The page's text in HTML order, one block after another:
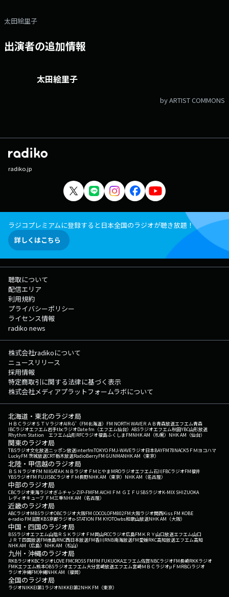
太田絵里子
出演者の追加情報
太田絵里子
by ARTIST COMMONS
radiko.jp
ラジコプレミアムに登録すると日本全国のラジオが聴き放題！
詳しくはこちら
聴取について
配信エリア
利用規約
プライバシーポリシー
ライセンス情報
radiko news
株式会社radikoについて
ニュースリリース
採用情報
特定商取引に関する法律に基づく表示
株式会社メディアプラットフォームラボについて
北海道・東北のラジオ局
ＨＢＣラジオＳＴＶラジオAIR-G'（FM北海道） FM NORTH WAVEＲＡＢ青森放送エフエム青森
IBCラジオエフエム岩手tbcラジオDate fm（エフエム仙台） ABSラジオエフエム秋田YBC山形放送
Rhythm Station エフエム山形RFCラジオ福島ふくしまFMNHK AM（札幌） NHK AM（仙台）
関東のラジオ局
TBSラジオ文化放送ニッポン放送interfmTOKYO FMJ-WAVEラジオ日本BAYFM78NACK5 ＦＭヨコハマ
LuckyFM 茨城放送CRT栃木放送RadioBerryFM GUNMANHK AM（東京）
北陸・甲信越のラジオ局
ＢＳＮラジオFM NIIGATAＫＮＢラジオ ＦＭとやまMROラジオエフエム石川FBCラジオFM福井
YBSラジオFM FUJISBCラジオ ＦＭ長野NHK AM（東京） NHK AM（名古屋）
中部のラジオ局
CBCラジオ東海ラジオぎふチャンZIP-FMFM AICHI ＦＭ ＧＩＦＵ SBSラジオK-MIX SHIZUOKA
レディオキューブ ＦＭ三重NHK AM（名古屋）
近畿のラジオ局
ABCラジオMBSラジオOBCラジオ大阪FM COCOLOFM802FM大阪ラジオ関西Kiss FM KOBE
e-radio FM滋賀KBS京都ラジオα-STATION FM KYOTOwbs和歌山放送NHK AM（大阪）
中国・四国のラジオ局
BSSラジオエフエム山陰ＲＳＫラジオ ＦＭ岡山RCCラジオ広島FM ＫＲＹ山口放送エフエム山口
ＪＲＴ四国放送FM徳島RNC西日本放送FM香川RNB南海放送FM愛媛RKC高知放送エフエム高知
NHK AM（広島） NHK AM（松山）
九州・沖縄のラジオ局
RKBラジオKBCラジオLOVE FMCROSS FMFM FUKUOKAエフエム佐賀NBCラジオFM長崎RKKラジオ
FMKエフエム熊本OBSラジオエフエム大分宮崎放送エフエム宮崎ＭＢＣラジオμＦＭRBCiラジオ
ラジオ沖縄FM沖縄NHK AM（福岡）
全国のラジオ局
ラジオNIKKEI第1ラジオNIKKEI第2NHK FM（東京）